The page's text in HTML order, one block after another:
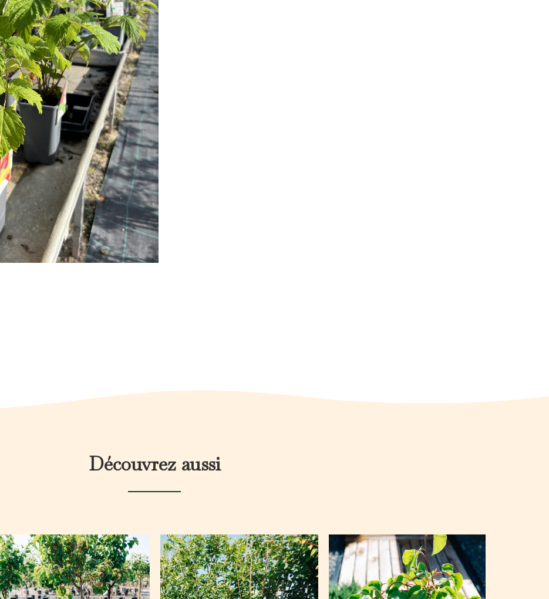
Découvrez aussi